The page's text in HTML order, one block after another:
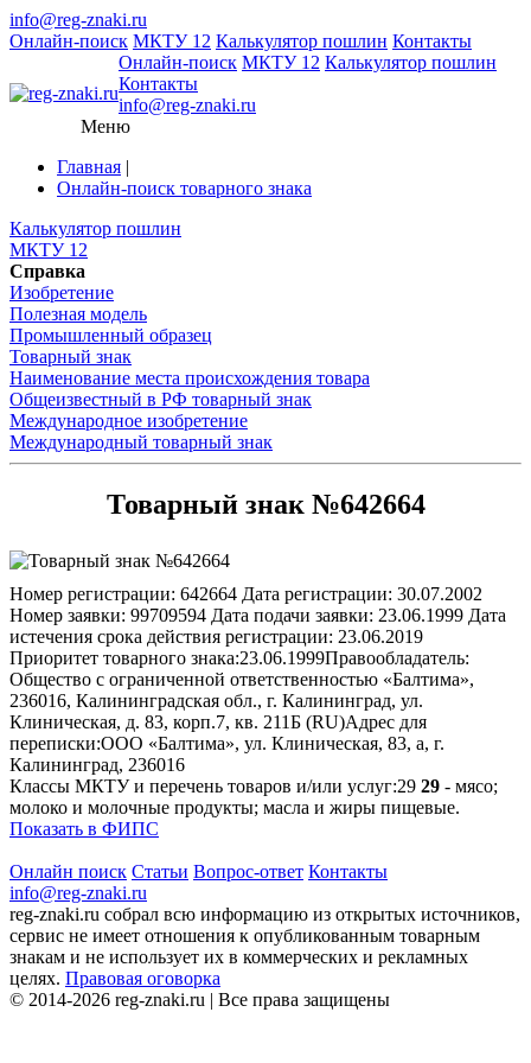
info@reg-znaki.ru
Онлайн-поиск МКТУ 12 Калькулятор пошлин Контакты
Онлайн-поиск МКТУ 12 Калькулятор пошлин
Контакты
info@reg-znaki.ru
Меню
Главная |
Онлайн-поиск товарного знака
Калькулятор пошлин
МКТУ 12
Справка
Изобретение
Полезная модель
Промышленный образец
Товарный знак
Наименование места происхождения товара
Общеизвестный в РФ товарный знак
Международное изобретение
Международный товарный знак
Товарный знак №642664
Номер регистрации: 642664 Дата регистрации: 30.07.2002
Номер заявки: 99709594 Дата подачи заявки: 23.06.1999 Дата
истечения срока действия регистрации: 23.06.2019
Приоритет товарного знака:23.06.1999Правообладатель:
Общество с ограниченной ответственностью «Балтима»,
236016, Калининградская обл., г. Калининград, ул.
Клиническая, д. 83, корп.7, кв. 211Б (RU)Адрес для
переписки:ООО «Балтима», ул. Клиническая, 83, а, г.
Калининград, 236016
Классы МКТУ и перечень товаров и/или услуг:29 29 - мясо;
молоко и молочные продукты; масла и жиры пищевые.
Показать в ФИПС
Онлайн поиск Статьи Вопрос-ответ Контакты
info@reg-znaki.ru
reg-znaki.ru собрал всю информацию из открытых источников,
сервис не имеет отношения к опубликованным товарным
знакам и не использует их в коммерческих и рекламных
целях. Правовая оговорка
© 2014-2026 reg-znaki.ru | Все права защищены